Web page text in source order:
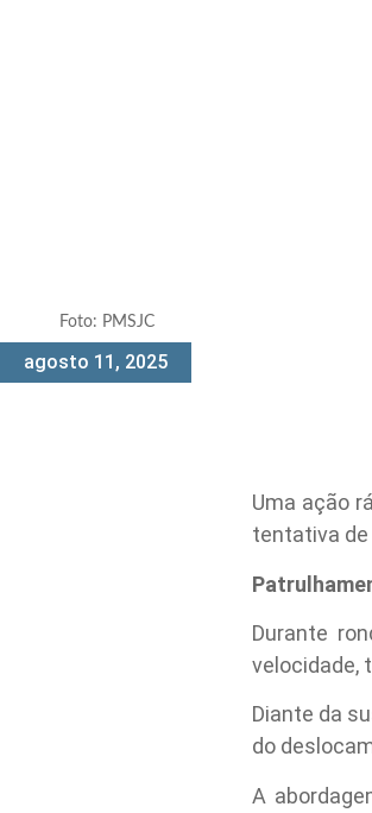
Foto: PMSJC
agosto 11, 2025
Uma ação
tentativa de
Durante
velocidade,
Diante da
do
A